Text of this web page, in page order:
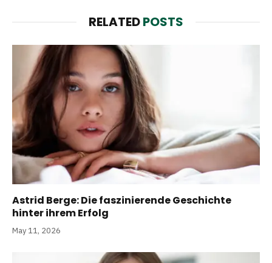
RELATEDPOSTS
Astrid Berge: Die faszinierende Geschichte
hinter ihrem Erfolg
May 11, 2026